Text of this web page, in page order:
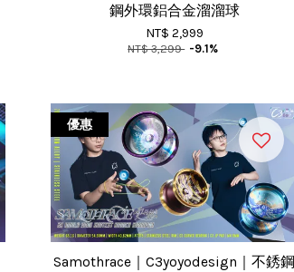
鋼外環鋁合金溜溜球
NT$ 2,999
NT$ 3,299 -9.1%
優惠
Samothrace｜C3yoyodesign｜不銹鋼